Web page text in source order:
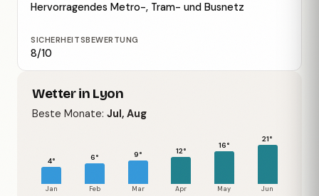
Hervorragendes Metro-, Tram- und Busnetz
SICHERHEITSBEWERTUNG
8/10
Wetter in Lyon
Beste Monate: Jul, Aug
4°
Jan
6°
Feb
9°
Mar
12°
Apr
16°
May
21°
Jun